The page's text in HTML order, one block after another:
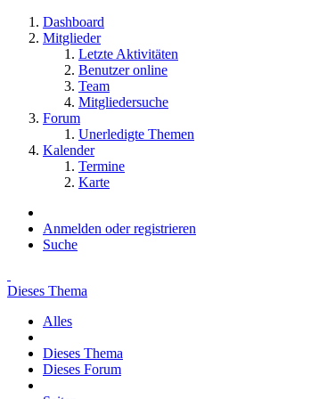
Dashboard
Mitglieder
Letzte Aktivitäten
Benutzer online
Team
Mitgliedersuche
Forum
Unerledigte Themen
Kalender
Termine
Karte
Anmelden oder registrieren
Suche
Dieses Thema
Alles
Dieses Thema
Dieses Forum